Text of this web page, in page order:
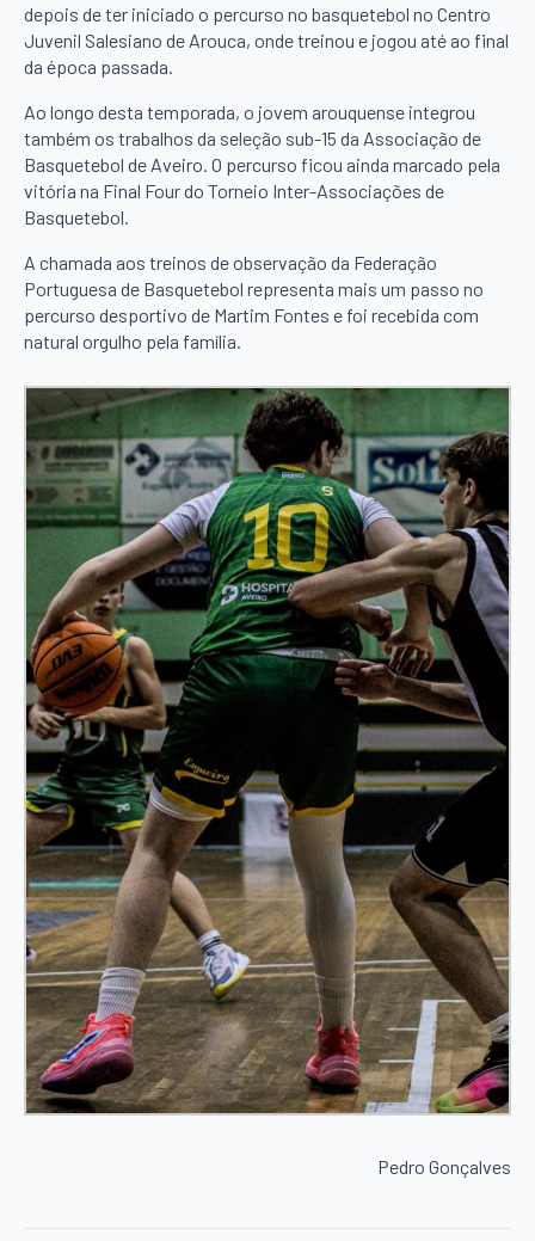
depois de ter iniciado o percurso no basquetebol no Centro
Juvenil Salesiano de Arouca, onde treinou e jogou até ao final
da época passada.
Ao longo desta temporada, o jovem arouquense integrou
também os trabalhos da seleção sub-15 da Associação de
Basquetebol de Aveiro. O percurso ficou ainda marcado pela
vitória na Final Four do Torneio Inter-Associações de
Basquetebol.
A chamada aos treinos de observação da Federação
Portuguesa de Basquetebol representa mais um passo no
percurso desportivo de Martim Fontes e foi recebida com
natural orgulho pela família.
Pedro Gonçalves